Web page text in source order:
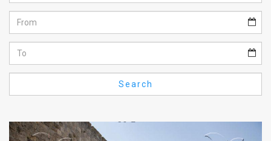
About
FAQ
Use
Search